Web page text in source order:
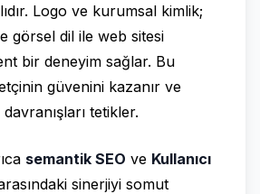
Logo ve kurumsal kimlik;
görsel dil ile web sitesi
bir deneyim sağlar. Bu
güvenini kazanır ve
tetikler.
semantik SEO ve Kullanıcı
sinerjiyi somut